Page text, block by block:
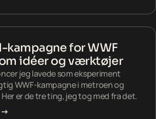
kampagne for WWF
idéer og værktøjer
jeg lavede som eksperiment
WWF-kampagne i metroen og
er de tre ting, jeg tog med fra det.
→